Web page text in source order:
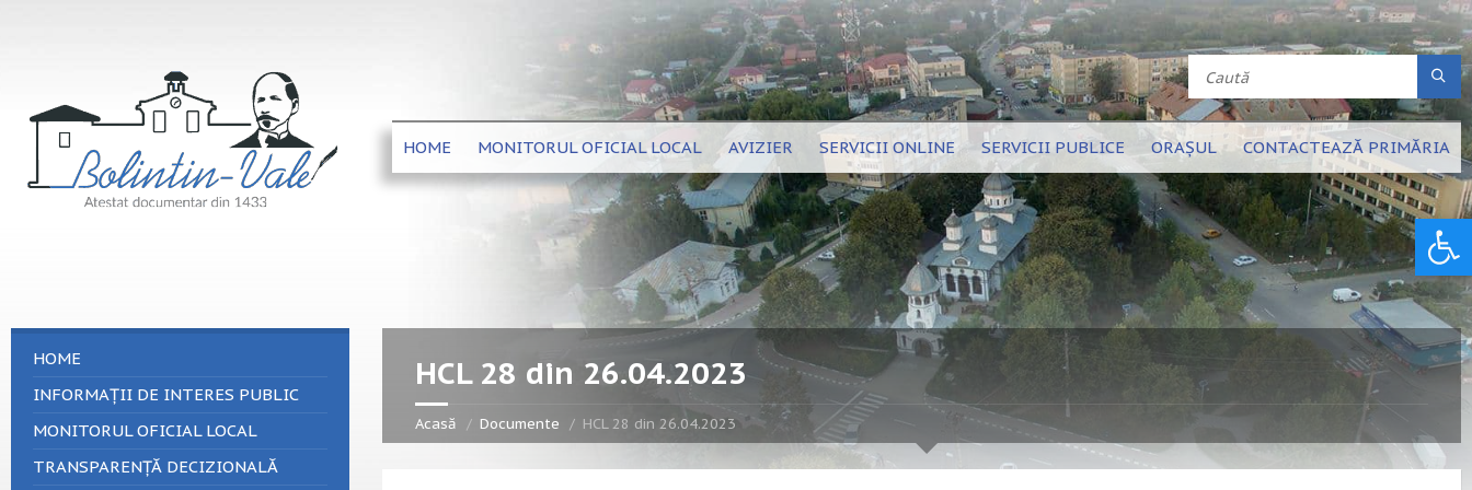
HOME MONITORUL OFICIAL LOCAL AVIZIER SERVICII ONLINE SERVICII PUBLICE ORAȘUL CONTACTEAZĂ PRIMĂRIA
HCL 28 din 26.04.2023
Acasă Documente HCL 28 din 26.04.2023
HOME
INFORMAȚII DE INTERES PUBLIC
MONITORUL OFICIAL LOCAL
TRANSPARENȚĂ DECIZIONALĂ
Deschide bara de unelte